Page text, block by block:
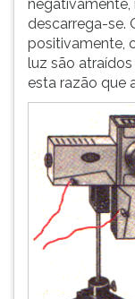
menu
principal
tecla
depois
Pressione
negativamente,
descarrega-se.
positivamente,
luz são
esta razão que